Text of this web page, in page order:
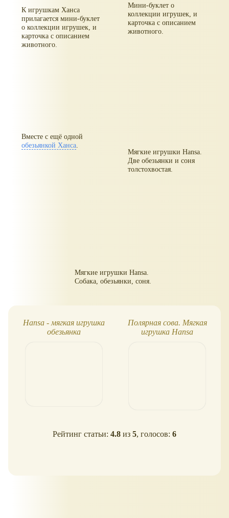
К игрушкам Ханса
прилагается мини-буклет
о коллекции игрушек, и
карточка с описанием
животного.
Мини-буклет о
коллекции игрушек, и
карточка с описанием
животного.
Вместе с ещё одной
обезьянкой Ханса
Мягкие игрушки Hansa.
Две обезьянки и соня
толстохвостая.
Мягкие игрушки Hansa.
Собака, обезьянки, соня.
Hansa - мягкая игрушка
обезьянка
Полярная сова. Мягкая
игрушка Hansa
Рейтинг статьи: 4.8 из 5, голосов: 6